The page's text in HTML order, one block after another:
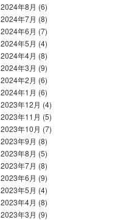
2024年8月 (6)
2024年7月 (8)
2024年6月 (7)
2024年5月 (4)
2024年4月 (8)
2024年3月 (9)
2024年2月 (6)
2024年1月 (6)
2023年12月 (4)
2023年11月 (5)
2023年10月 (7)
2023年9月 (8)
2023年8月 (5)
2023年7月 (8)
2023年6月 (9)
2023年5月 (4)
2023年4月 (8)
2023年3月 (9)